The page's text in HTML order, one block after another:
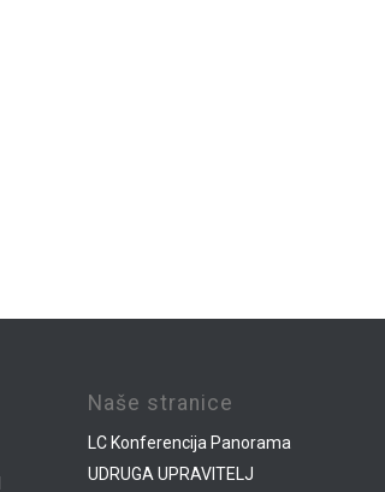
Naše stranice
LC Konferencija Panorama
UDRUGA UPRAVITELJ